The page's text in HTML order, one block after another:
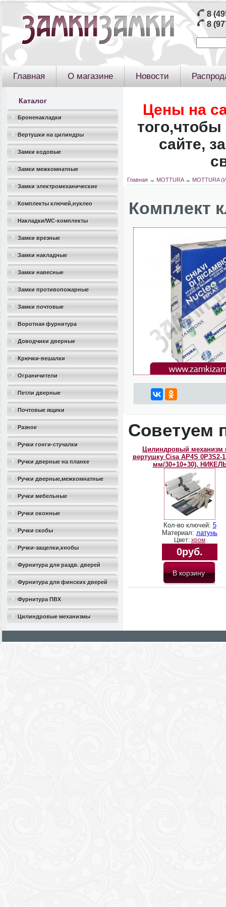
8
8
Главная О магазине Новости
Каталог
Броненакладки
Вертушки на цилиндры
Замки кодовые
Замки межкомнатные
Замки электромеханические
Комплекты ключей,нуклео
Накладки/WC-комплекты
Замки врезные
Замки накладные
Замки навесные
Замки противопожарные
Замки почтовые
Воротная фурнитура
Доводчики дверные
Крючки-вешалки
Ограничители
дверные(стопоры)
Петли дверные
Почтовые ящики
Разное
Ручки гонги-стучалки
Ручки дверные на планке
Ручки дверные,межкомнатные
Ручки мебельные
Ручки оконные
Ручки скобы
Ручки-защелки,кнобы
Фурнитура для раздв. дверей
Фурнитура для финских дверей
Фурнитура ПВХ
Цилиндровые механизмы
Цены на
того,чтобы
сайте,
Главная→ MOTTURA→ MOTTURA
Комплект
Советуем
Цилиндровый механизм
вертушку Cisa AP4S 0P3S2-
мм/30+10+30),
Кол-во ключей: 5
Материал: латунь
Цвет: хром
0руб.